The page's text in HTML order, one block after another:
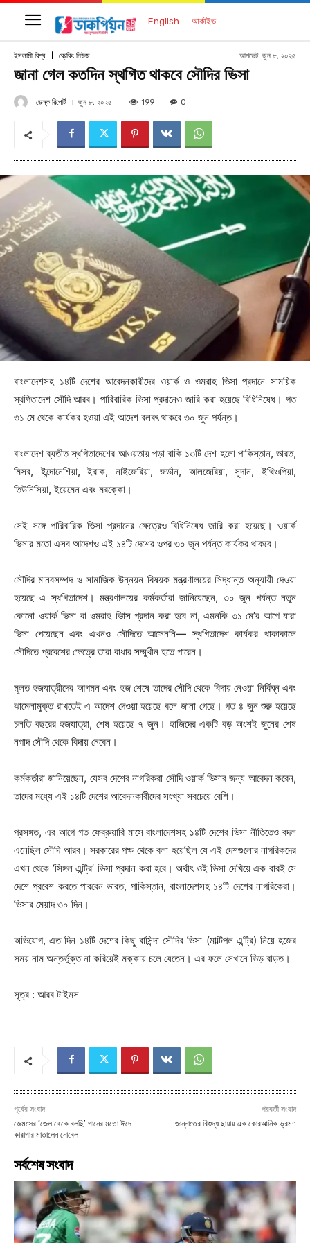
English আর্কাইভ
ইসলামী বিশ্ব ব্রেকিং নিউজ আপডেট: জুন ৮, ২০২৫
জানা গেল কতদিন স্থগিত থাকবে সৌদির ভিসা
ডেস্ক রিপোর্ট জুন ৮, ২০২৫ 199 0
বাংলাদেশসহ ১৪টি দেশের আবেদনকারীদের ওয়ার্ক ও ওমরাহ ভিসা প্রদানে সাময়িক
স্থগিতাদেশ সৌদি আরব। পারিবারিক ভিসা প্রদানেও জারি করা হয়েছে বিধিনিষেধ। গত
৩১ মে থেকে কার্যকর হওয়া এই আদেশ বলবৎ থাকবে ৩০ জুন পর্যন্ত।
বাংলাদেশ ব্যতীত স্থগিতাদেশের আওয়তায় পড়া বাকি ১৩টি দেশ হলো পাকিস্তান, ভারত,
মিসর, ইন্দোনেশিয়া, ইরাক, নাইজেরিয়া, জর্ডান, আলজেরিয়া, সুদান, ইথিওপিয়া,
তিউনিসিয়া, ইয়েমেন এবং মরক্কো।
সেই সঙ্গে পারিবারিক ভিসা প্রদানের ক্ষেত্রেও বিধিনিষেধ জারি করা হয়েছে। ওয়ার্ক
ভিসার মতো এসব আদেশও এই ১৪টি দেশের ওপর ৩০ জুন পর্যন্ত কার্যকর থাকবে।
সৌদির মানবসম্পদ ও সামাজিক উন্নয়ন বিষয়ক মন্ত্রণালয়ের সিদ্ধান্ত অনুযায়ী দেওয়া
হয়েছে এ স্থগিতাদেশ। মন্ত্রণালয়ের কর্মকর্তারা জানিয়েছেন, ৩০ জুন পর্যন্ত নতুন
কোনো ওয়ার্ক ভিসা বা ওমরাহ ভিাস প্রদান করা হবে না, এমনকি ৩১ মে’র আগে যারা
ভিসা পেয়েছেন এবং এখনও সৌদিতে আসেননি— স্থগিতাদেশ কার্যকর থাকাকালে
সৌদিতে প্রবেশের ক্ষেত্রে তারা বাধার সম্মুখীন হতে পারেন।
মূলত হজযাত্রীদের আগমন এবং হজ শেষে তাদের সৌদি থেকে বিদায় নেওয়া নির্বিঘ্ন এবং
ঝামেলামুক্ত রাখতেই এ আদেশ দেওয়া হয়েছে বলে জানা গেছে। গত ৪ জুন শুরু হয়েছে
চলতি বছরের হজযাত্রা, শেষ হয়েছে ৭ জুন। হাজিদের একটি বড় অংশই জুনের শেষ
নগাদ সৌদি থেকে বিদায় নেবেন।
কর্মকর্তারা জানিয়েছেন, যেসব দেশের নাগরিকরা সৌদি ওয়ার্ক ভিসার জন্য আবেদন করেন,
তাদের মধ্যে এই ১৪টি দেশের আবেদনকারীদের সংখ্যা সবচেয়ে বেশি।
প্রসঙ্গত, এর আগে গত ফেব্রুয়ারি মাসে বাংলাদেশসহ ১৪টি দেশের ভিসা নীতিতেও বদল
এনেছিল সৌদি আরব। সরকারের পক্ষ থেকে বলা হয়েছিল যে এই দেশগুলোর নাগরিকদের
এখন থেকে ‘সিঙ্গল এন্ট্রি’ ভিসা প্রদান করা হবে। অর্থাৎ ওই ভিসা দেখিয়ে এক বারই সে
দেশে প্রবেশ করতে পারবেন ভারত, পাকিস্তান, বাংলাদেশসহ ১৪টি দেশের নাগরিকেরা।
ভিসার মেয়াদ ৩০ দিন।
অভিযোগ, এত দিন ১৪টি দেশের কিছু বাসিন্দা সৌদির ভিসা (মাল্টিপল এন্ট্রি) নিয়ে হজের
সময় নাম অন্তর্ভুক্ত না করিয়েই মক্কায় চলে যেতেন। এর ফলে সেখানে ভিড় বাড়ত।
সূত্র : আরব টাইমস
পূর্বের সংবাদ
জেমসের ‘জেল থেকে বলছি’ গানের মতো ঈদে
কারাগার মাতালেন নোবেল
পরবর্তী সংবাদ
জান্নাতের বিশুদ্ধ ছায়ায় এক কোরআনিক ভ্রমণ
সর্বশেষ সংবাদ